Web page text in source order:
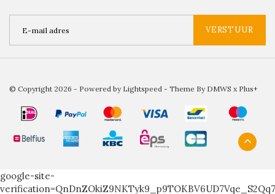
VERSTUUR
© Copyright 2026 - Powered by Lightspeed - Theme By DMWS x Plus+
google-site-